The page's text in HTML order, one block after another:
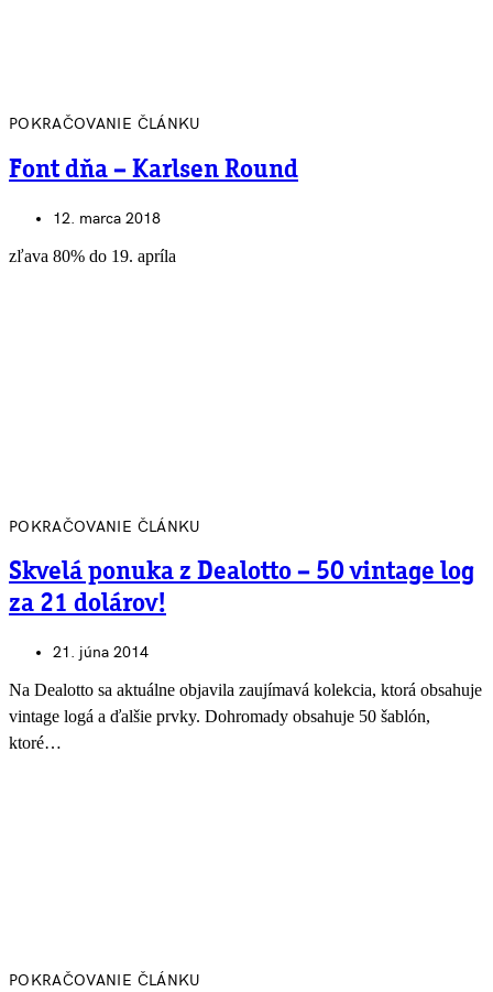
POKRAČOVANIE ČLÁNKU
Font dňa – Karlsen Round
12. marca 2018
zľava 80% do 19. apríla
POKRAČOVANIE ČLÁNKU
Skvelá ponuka z Dealotto – 50 vintage log
za 21 dolárov!
21. júna 2014
Na Dealotto sa aktuálne objavila zaujímavá kolekcia, ktorá obsahuje
vintage logá a ďalšie prvky. Dohromady obsahuje 50 šablón,
ktoré…
POKRAČOVANIE ČLÁNKU